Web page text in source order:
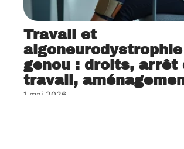
Travail et
genou : droits, arrêt
travail,
1 mai 2026